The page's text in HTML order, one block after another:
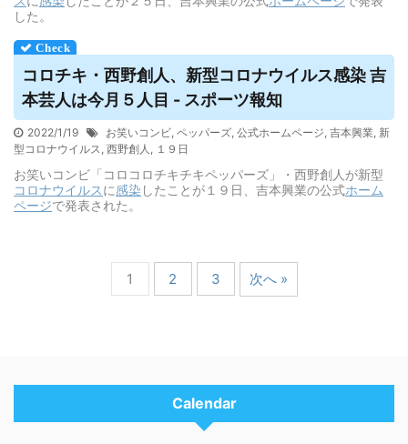
した。
コロチキ・西野創人、新型コロナウイルス感染 吉
本芸人は今月５人目 - スポーツ報知
2022/1/19 お笑いコンビ, ペッパーズ, 公式ホームページ, 吉本興業, 新
型コロナウイルス, 西野創人 , １９日
お笑いコンビ「コロコロチキチキペッパーズ」・西野創人が新型
コロナウイルスに感染 したことが１９日、吉本興業の公式ホーム
ページで発表された。
1 2 3 次へ »
Calendar